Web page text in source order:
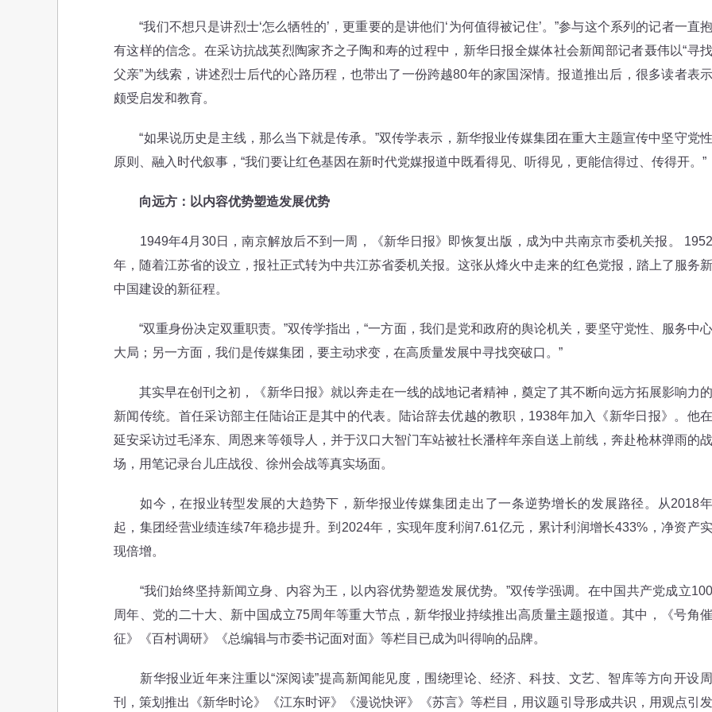
“我们不想只是讲烈士‘怎么牺牲的’，更重要的是讲他们‘为何值得被记住’。”参与这个系列的记者一直抱
有这样的信念。在采访抗战英烈陶家齐之子陶和寿的过程中，新华日报全媒体社会新闻部记者聂伟以“寻找
父亲”为线索，讲述烈士后代的心路历程，也带出了一份跨越80年的家国深情。报道推出后，很多读者表示
颇受启发和教育。
“如果说历史是主线，那么当下就是传承。”双传学表示，新华报业传媒集团在重大主题宣传中坚守党性
原则、融入时代叙事，“我们要让红色基因在新时代党媒报道中既看得见、听得见，更能信得过、传得开。”
向远方：以内容优势塑造发展优势
1949年4月30日，南京解放后不到一周，《新华日报》即恢复出版，成为中共南京市委机关报。 1952
年，随着江苏省的设立，报社正式转为中共江苏省委机关报。这张从烽火中走来的红色党报，踏上了服务新
中国建设的新征程。
“双重身份决定双重职责。”双传学指出，“一方面，我们是党和政府的舆论机关，要坚守党性、服务中心
大局；另一方面，我们是传媒集团，要主动求变，在高质量发展中寻找突破口。”
其实早在创刊之初，《新华日报》就以奔走在一线的战地记者精神，奠定了其不断向远方拓展影响力的
新闻传统。首任采访部主任陆诒正是其中的代表。陆诒辞去优越的教职，1938年加入《新华日报》。他在
延安采访过毛泽东、周恩来等领导人，并于汉口大智门车站被社长潘梓年亲自送上前线，奔赴枪林弹雨的战
场，用笔记录台儿庄战役、徐州会战等真实场面。
如今，在报业转型发展的大趋势下，新华报业传媒集团走出了一条逆势增长的发展路径。从2018年
起，集团经营业绩连续7年稳步提升。到2024年，实现年度利润7.61亿元，累计利润增长433%，净资产实
现倍增。
“我们始终坚持新闻立身、内容为王，以内容优势塑造发展优势。”双传学强调。在中国共产党成立100
周年、党的二十大、新中国成立75周年等重大节点，新华报业持续推出高质量主题报道。其中，《号角催
征》《百村调研》《总编辑与市委书记面对面》等栏目已成为叫得响的品牌。
新华报业近年来注重以“深阅读”提高新闻能见度，围绕理论、经济、科技、文艺、智库等方向开设周
刊，策划推出《新华时论》《江东时评》《漫说快评》《苏言》等栏目，用议题引导形成共识，用观点引发